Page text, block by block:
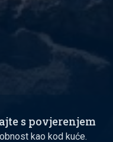
s povjerenjem
kao kod kuće.